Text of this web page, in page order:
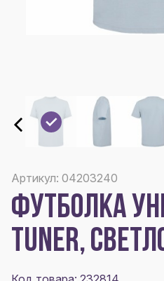
Артикул: 04203240
ФУТБОЛКА
TUNER,